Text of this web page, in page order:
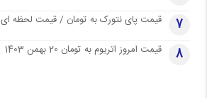
7 قیمت پای نتورک به تومان / قیمت لحظه ای pi network
8 قیمت امروز اتریوم به تومان 20 بهمن 1403